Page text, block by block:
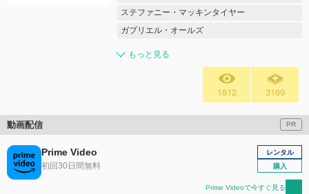
ステファニー・マッキンタイヤー
ガブリエル・オールズ
もっと見る
1812 3169
動画配信 PR
Prime Video
初回30日間無料
レンタル
購入
Prime Videoで今すぐ見る